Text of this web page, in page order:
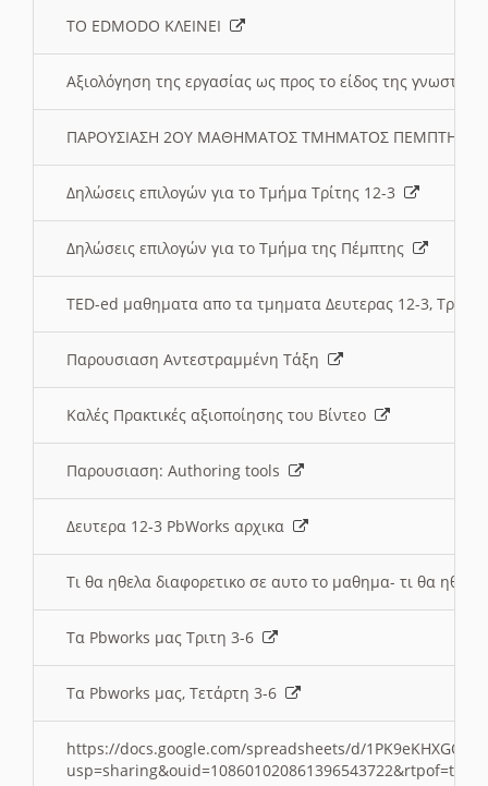
ΤΟ EDMODO ΚΛΕΙΝΕΙ
Αξιολόγηση της εργασίας ως προς το είδος της
ΠΑΡΟΥΣΙΑΣΗ 2ΟΥ ΜΑΘΗΜΑΤΟΣ ΤΜΗΜΑΤΟΣ
Δηλώσεις επιλογών για το Τμήμα Τρίτης 12-3
Δηλώσεις επιλογών για το Τμήμα της Πέμπτης
TED-ed μαθηματα απο τα τμηματα Δευτερας 12-3,
Παρουσιαση Αντεστραμμένη Τάξη
Καλές Πρακτικές αξιοποίησης του Βίντεο
Παρουσιαση: Authoring tools
Δευτερα 12-3 PbWorks αρχικα
Τι θα ηθελα διαφορετικο σε αυτο το μαθημα- τι θα
Τα Pbworks μας Τριτη 3-6
Τα Pbworks μας, Τετάρτη 3-6
https://docs.google.com/spreadsheets/d/